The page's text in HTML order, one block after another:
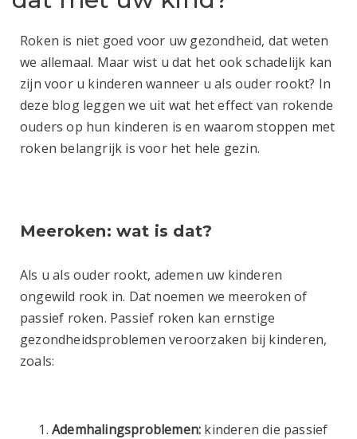
Roken is niet goed voor uw gezondheid, dat weten
we allemaal. Maar wist u dat het ook schadelijk kan
zijn voor u kinderen wanneer u als ouder rookt? In
deze blog leggen we uit wat het effect van rokende
ouders op hun kinderen is en waarom stoppen met
roken belangrijk is voor het hele gezin.
Meeroken: wat is dat?
Als u als ouder rookt, ademen uw kinderen
ongewild rook in. Dat noemen we meeroken of
passief roken. Passief roken kan ernstige
gezondheidsproblemen veroorzaken bij kinderen,
zoals:
Ademhalingsproblemen: kinderen die passief